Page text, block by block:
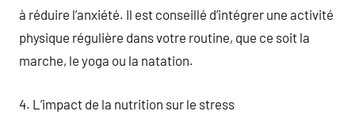
à réduire l’anxiété. Il est conseillé d’intégrer une activité
physique régulière dans votre routine, que ce soit la
marche, le yoga ou la natation.
4. L’impact de la nutrition sur le stress